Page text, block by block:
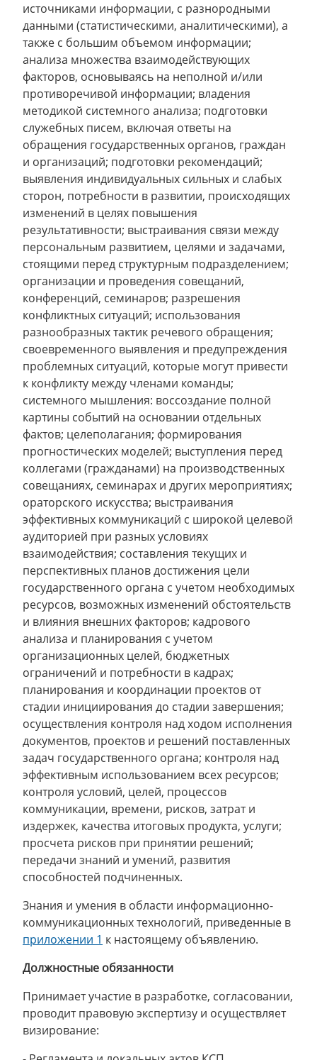
источниками информации, с разнородными
данными (статистическими, аналитическими), а
также с большим объемом информации;
анализа множества взаимодействующих
факторов, основываясь на неполной и/или
противоречивой информации; владения
методикой системного анализа; подготовки
служебных писем, включая ответы на
обращения государственных органов, граждан
и организаций; подготовки рекомендаций;
выявления индивидуальных сильных и слабых
сторон, потребности в развитии, происходящих
изменений в целях повышения
результативности; выстраивания связи между
персональным развитием, целями и задачами,
стоящими перед структурным подразделением;
организации и проведения совещаний,
конференций, семинаров; разрешения
конфликтных ситуаций; использования
разнообразных тактик речевого обращения;
своевременного выявления и предупреждения
проблемных ситуаций, которые могут привести
к конфликту между членами команды;
системного мышления: воссоздание полной
картины событий на основании отдельных
фактов; целеполагания; формирования
прогностических моделей; выступления перед
коллегами (гражданами) на производственных
совещаниях, семинарах и других мероприятиях;
ораторского искусства; выстраивания
эффективных коммуникаций с широкой целевой
аудиторией при разных условиях
взаимодействия; составления текущих и
перспективных планов достижения цели
государственного органа с учетом необходимых
ресурсов, возможных изменений обстоятельств
и влияния внешних факторов; кадрового
анализа и планирования с учетом
организационных целей, бюджетных
ограничений и потребности в кадрах;
планирования и координации проектов от
стадии инициирования до стадии завершения;
осуществления контроля над ходом исполнения
документов, проектов и решений поставленных
задач государственного органа; контроля над
эффективным использованием всех ресурсов;
контроля условий, целей, процессов
коммуникации, времени, рисков, затрат и
издержек, качества итоговых продукта, услуги;
просчета рисков при принятии решений;
передачи знаний и умений, развития
способностей подчиненных.
Знания и умения в области информационно-
коммуникационных технологий, приведенные в
приложении 1 к настоящему объявлению.
Должностные обязанности
Принимает участие в разработке, согласовании,
проводит правовую экспертизу и осуществляет
визирование: